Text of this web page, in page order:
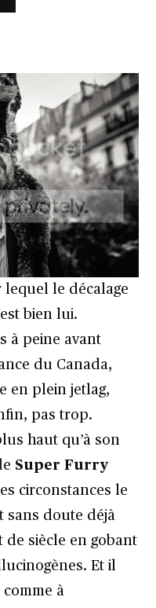
lequel le décalage
bien lui.
à peine avant
du Canada,
en plein jetlag,
pas trop.
haut qu’à son
Super Furry
circonstances le
sans doute déjà
siècle en gobant
Et il
à